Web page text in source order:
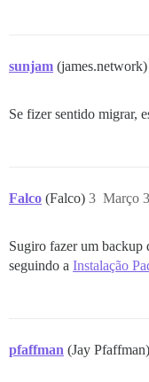
sunjam (james.network)
Se fizer sentido migrar,
Falco (Falco) Março
3
Sugiro fazer um backup
seguindo a Instalação
pfaffman (Jay Pfaffman)